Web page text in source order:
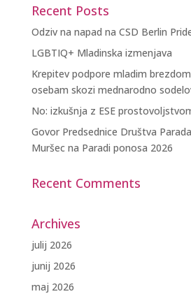
Recent Posts
Odziv na napad na CSD Berlin
LGBTIQ+ Mladinska izmenjava
Krepitev podpore mladim
osebam skozi mednarodno
No: izkušnja z ESE
Govor Predsednice Društva
Muršec na Paradi ponosa 2026
Recent Comments
Archives
julij 2026
junij 2026
maj 2026